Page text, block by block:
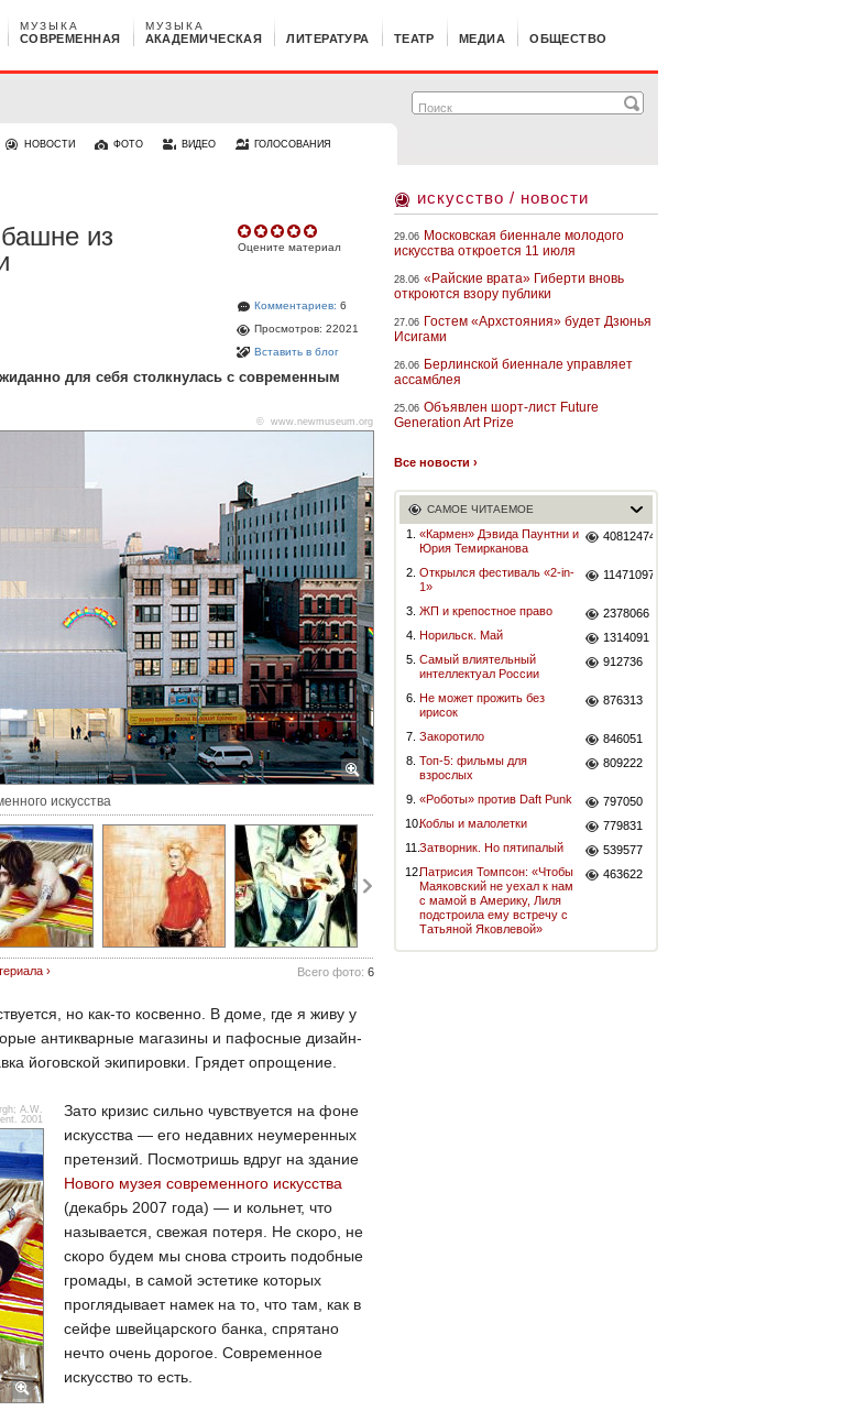
СОВРЕМЕННАЯ
МУЗЫКА
АКАДЕМИЧЕСКАЯ
МУЗЫКА
ЛИТЕРАТУРА ТЕАТР МЕДИА ОБЩЕСТВО
НОВОСТИ ФОТО ВИДЕО ГОЛОСОВАНИЯ
Оцените материал
Комментариев: 6
Просмотров: 22021
Вставить в блог
из
для себя столкнулась с современным
© www.newmuseum.org
искусства
› Всего фото: 6
но как-то косвенно. В доме, где я живу у
антикварные магазины и пафосные дизайн-
йоговской экипировки. Грядет опрощение.
A.W.
2001
Зато кризис сильно чувствуется на фоне
искусства — его недавних неумеренных
претензий. Посмотришь вдруг на здание
Нового музея современного искусства
(декабрь 2007 года) — и кольнет, что
называется, свежая потеря. Не скоро, не
скоро будем мы снова строить подобные
громады, в самой эстетике которых
проглядывает намек на то, что там, как в
сейфе швейцарского банка, спрятано
нечто очень дорогое. Современное
искусство то есть.
искусство / новости
29.06 Московская биеннале молодого
искусства откроется 11 июля
28.06 «Райские врата» Гиберти вновь
откроются взору публики
27.06 Гостем «Архстояния» будет Дзюнья
Исигами
26.06 Берлинской биеннале управляет
ассамблея
25.06 Объявлен шорт-лист Future
Generation Art Prize
Все новости ›
САМОЕ ЧИТАЕМОЕ
1.
«Кармен» Дэвида Паунтни и
Юрия Темирканова
40812474
2. Открылся фестиваль «2-in-
1»
11471097
3. ЖП и крепостное право
2378066
4. Норильск. Май
1314091
5. Самый влиятельный
интеллектуал России
912736
6. Не может прожить без
ирисок
876313
7. Закоротило
846051
8. Топ-5: фильмы для
взрослых
809222
9. «Роботы» против Daft Punk
797050
10.Коблы и малолетки
779831
11.Затворник. Но пятипалый
539577
12.Патрисия Томпсон: «Чтобы
Маяковский не уехал к нам
с мамой в Америку, Лиля
подстроила ему встречу с
Татьяной Яковлевой»
463622